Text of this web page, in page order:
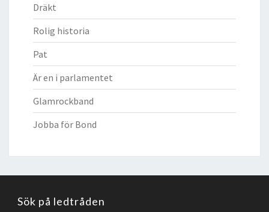
Dräkt
Rolig historia
Pat
Är en i parlamentet
Glamrockband
Jobba för Bond
Sök på ledtråden